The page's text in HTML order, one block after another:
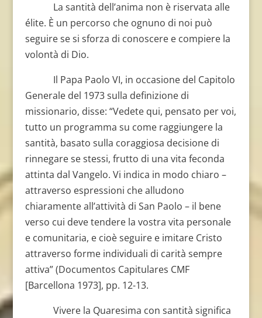
La santità dell’anima non è riservata alle
élite. È un percorso che ognuno di noi può
seguire se si sforza di conoscere e compiere la
volontà di Dio.
Il Papa Paolo VI, in occasione del Capitolo
Generale del 1973 sulla definizione di
missionario, disse: “Vedete qui, pensato per voi,
tutto un programma su come raggiungere la
santità, basato sulla coraggiosa decisione di
rinnegare se stessi, frutto di una vita feconda
attinta dal Vangelo. Vi indica in modo chiaro –
attraverso espressioni che alludono
chiaramente all’attività di San Paolo – il bene
verso cui deve tendere la vostra vita personale
e comunitaria, e cioè seguire e imitare Cristo
attraverso forme individuali di carità sempre
attiva” (Documentos Capitulares CMF
[Barcellona 1973], pp. 12-13.
Vivere la Quaresima con santità significa